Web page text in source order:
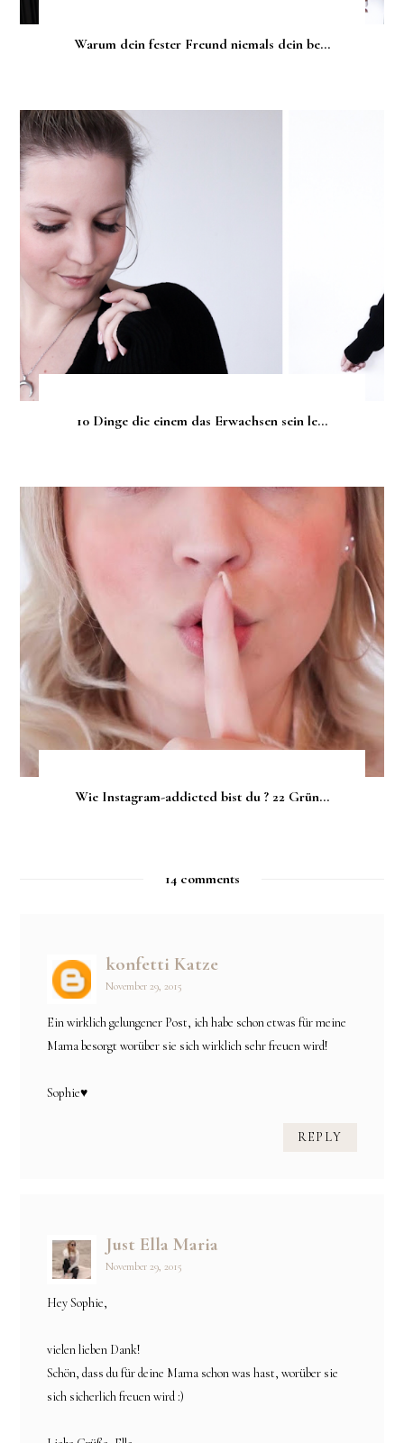
Warum dein fester Freund niemals dein be...
10 Dinge die einem das Erwachsen sein le...
Wie Instagram-addicted bist du ? 22 Grün...
14 comments
konfetti Katze
November 29, 2015
Ein wirklich gelungener Post, ich habe schon etwas für meine
Mama besorgt worüber sie sich wirklich sehr freuen wird!
Sophie♥
REPLY
Just Ella Maria
November 29, 2015
Hey Sophie,
vielen lieben Dank!
Schön, dass du für deine Mama schon was hast, worüber sie
sich sicherlich freuen wird :)